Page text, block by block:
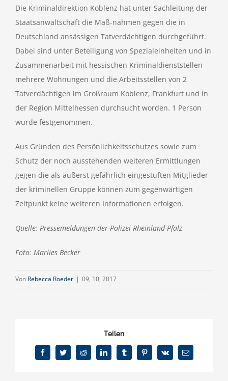
Die Kriminaldirektion Koblenz hat unter Sachleitung der
Staatsanwaltschaft die Maß-nahmen gegen die in
Deutschland ansässigen Tatverdächtigen durchgeführt.
Dabei sind unter Beteiligung von Spezialeinheiten und in
Zusammenarbeit mit hessischen Kriminaldienststellen
mehrere Wohnungen und die Arbeitsstellen von 2
Tatverdächtigen im Großraum Koblenz, Frankfurt und in
der Region Mittelhessen durchsucht worden. 1 Person
wurde festgenommen.
Aus Gründen des Persönlichkeitsschutzes sowie zum
Schutz der noch ausstehenden weiteren Ermittlungen
gegen die als äußerst gefährlich eingestuften Mitglieder
der kriminellen Gruppe können zum gegenwärtigen
Zeitpunkt keine weiteren Informationen erfolgen.
Quelle: Pressemeldungen der Polizei Rheinland-Pfalz
Foto: Marlies Becker
Von Rebecca Roeder | 09, 10, 2017
Teilen
FacebookTwitterReddit LinkedInTumblrPinterest
Vk
E-
Mail